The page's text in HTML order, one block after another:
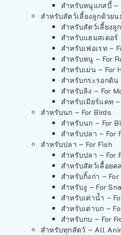
สำหรับหนูแกสบี้ –
สำหรับสัตว์เลี้ยงลูกด้วยน
สำหรับสัตว์เลี้ยงลู
สำหรับแฮมสเตอร์
สำหรับเฟอเรท –
สำหรับหนู – For
สำหรับเม่น – For
สำหรับกระรอกดิน
สำหรับลิง – For
สำหรับเมียร์แคท
สำหรับนก – For Birds
สำหรับนก – For
สำหรับปลา – For
สำหรับปลา – For Fish
สำหรับปลา – For
สำหรับสัตว์เลื้อยค
สำหรับกิ้งก่า –
สำหรับงู – For
สำหรับเต่าน้ำ –
สำหรับเต่าบก –
สำหรับกบ – For
สำหรับทุกสัตว์ – All